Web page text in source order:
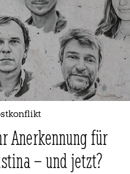
Anerkennung für
– und jetzt?